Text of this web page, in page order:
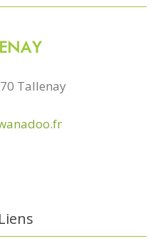
Tallenay
Liens